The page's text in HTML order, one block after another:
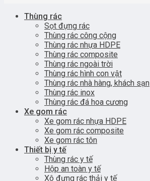
Thùng rác
Sọt đựng rác
Thùng rác công cộng
Thùng rác nhựa HDPE
Thùng rác composite
Thùng rác ngoài trời
Thùng rác hình con vật
Thùng rác nhà hàng, khách sạn
Thùng rác inox
Thùng rác đá hoa cương
Xe gom rác
Xe gom rác nhựa HDPE
Xe gom rác composite
Xe gom rác tôn
Thiết bị y tế
Thùng rác y tế
Hộp an toàn y tế
Xô đựng rác thải y tế